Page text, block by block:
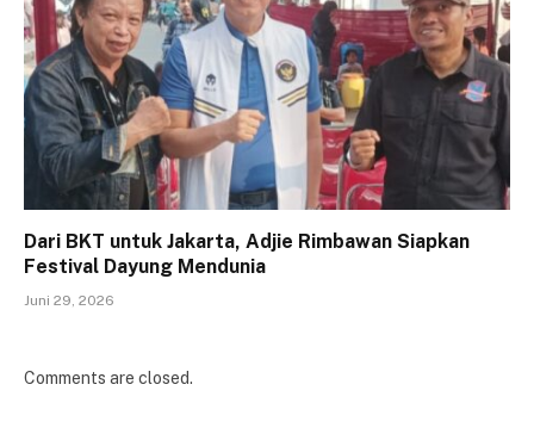
Dari BKT untuk Jakarta, Adjie Rimbawan Siapkan
Festival Dayung Mendunia
Juni 29, 2026
Comments are closed.